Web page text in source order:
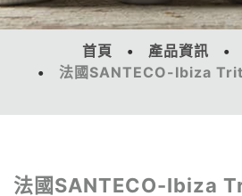
首頁 產品資訊
法國SANTECO-Ibiza
法國SANTECO-Ibiza